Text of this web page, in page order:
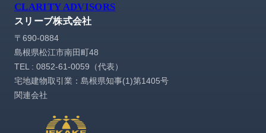
CLARITY ADVISORS
スリーブ株式会社
〒690-0884
島根県松江市南田町48
TEL : 0852-61-0059（代表）
宅地建物取引業：島根県知事(1)第1405号
関連会社